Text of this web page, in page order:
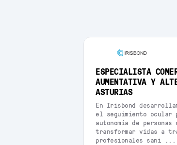
ESPECIALISTA
AUMENTATIVA Y
ASTURIAS
En Irisbond
el seguimiento ocular
autonomía de
transformar vidas a
profesionales sani ...